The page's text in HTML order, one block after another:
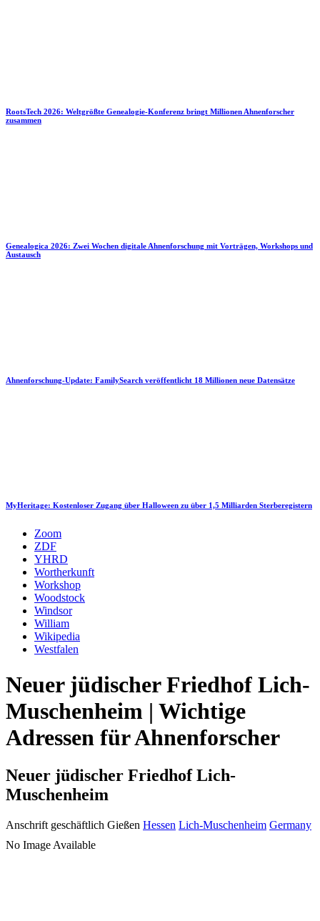
RootsTech 2026: Weltgrößte Genealogie-Konferenz bringt Millionen Ahnenforscher
zusammen
Genealogica 2026: Zwei Wochen digitale Ahnenforschung mit Vorträgen, Workshops und
Austausch
Ahnenforschung-Update: FamilySearch veröffentlicht 18 Millionen neue Datensätze
MyHeritage: Kostenloser Zugang über Halloween zu über 1,5 Milliarden Sterberegistern
Zoom
ZDF
YHRD
Wortherkunft
Workshop
Woodstock
Windsor
William
Wikipedia
Westfalen
Neuer jüdischer Friedhof Lich-
Muschenheim | Wichtige
Adressen für Ahnenforscher
Neuer jüdischer Friedhof Lich-
Muschenheim
Anschrift geschäftlich Gießen Hessen Lich-Muschenheim Germany
No Image Available